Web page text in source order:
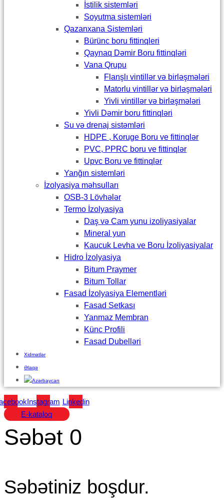
İstilik sistemləri
Soyutma sistemləri
Qazanxana Sistemləri
Bürünc boru fittinqleri
Qaynaq Dəmir Boru fittinqləri
Vana Qrupu
Flanşlı vintillər və birləşmələri
Matorlu vintillər və birləşmələri
Yivli vintillər və birləşmələri
Yivli Dəmir boru fittinqləri
Su və drenaj sistəmləri
HDPE , Koruge Boru ve fittinqlər
PVC, PPRC boru ve fittinqlər
Upvc Boru ve fittinqlər
Yanğın sistemləri
İzolyasiya məhsulları
OSB-3 Lövhələr
Termo İzolyasiya
Daş və Cam yunu izoliyasiyalar
Mineral yun
Kaucuk Levha ve Boru İzoliyasiyalar
Hidro İzolyasiya
Bitum Praymer
Bitum Tollar
Fasad İzolyasiya Elementləri
Fasad Setkası
Yanmaz Membran
Künc Profili
Fasad Dubelləri
Xidmətlər
Əlaqə
Instagram Linkedin
E-kataloq
Səbət 0
Səbətiniz boşdur.